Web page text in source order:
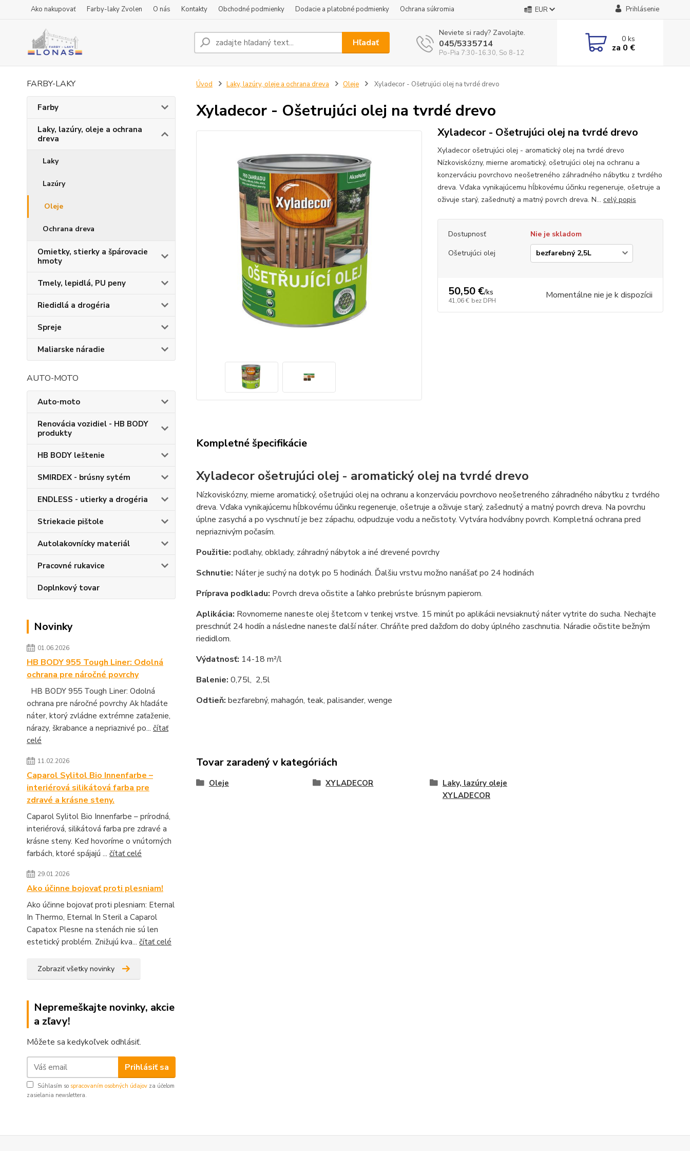
Ako nakupovať Farby-laky Zvolen O nás Kontakty Obchodné podmienky Dodacie a platobné podmienky Ochrana súkromia EUR Prihlásenie
Hľadať
Neviete si rady? Zavolajte.
045/5335714
Po-Pia 7:30-16.30, So 8-12
0ks
za 0 €
FARBY-LAKY
Farby
Laky, lazúry, oleje a ochrana
dreva
Laky
Lazúry
Oleje
Ochrana dreva
Omietky, stierky a špárovacie
hmoty
Tmely, lepidlá, PU peny
Riedidlá a drogéria
Spreje
Maliarske náradie
AUTO-MOTO
Auto-moto
Renovácia vozidiel - HB BODY
produkty
HB BODY leštenie
SMIRDEX - brúsny sytém
ENDLESS - utierky a drogéria
Striekacie pištole
Autolakovnícky materiál
Pracovné rukavice
Doplnkový tovar
Novinky
01.06.2026
HB BODY 955 Tough Liner: Odolná
ochrana pre náročné povrchy
HB BODY 955 Tough Liner: Odolná
ochrana pre náročné povrchy Ak hľadáte
náter, ktorý zvládne extrémne zaťaženie,
nárazy, škrabance a nepriaznivé po... čítať
celé
11.02.2026
Caparol Sylitol Bio Innenfarbe –
interiérová silikátová farba pre
zdravé a krásne steny.
Caparol Sylitol Bio Innenfarbe – prírodná,
interiérová, silikátová farba pre zdravé a
krásne steny. Keď hovoríme o vnútorných
farbách, ktoré spájajú ... čítať celé
29.01.2026
Ako účinne bojovať proti plesniam!
Ako účinne bojovať proti plesniam: Eternal
In Thermo, Eternal In Steril a Caparol
Capatox Plesne na stenách nie sú len
estetický problém. Znižujú kva... čítať celé
Zobraziť všetky novinky
Nepremeškajte novinky, akcie
a zľavy!
Môžete sa kedykoľvek odhlásiť.
Prihlásiť sa
Súhlasím so spracovaním osobných údajov za účelom
zasielania newslettera.
Úvod Laky, lazúry, oleje a ochrana dreva Oleje Xyladecor - Ošetrujúci olej na tvrdé drevo
Xyladecor - Ošetrujúci olej na tvrdé drevo
Xyladecor - Ošetrujúci olej na tvrdé drevo
Xyladecor ošetrujúci olej - aromatický olej na tvrdé drevo
Nízkoviskózny, mierne aromatický, ošetrujúci olej na ochranu a
konzerváciu povrchovo neošetreného záhradného nábytku z tvrdého
dreva. Vďaka vynikajúcemu hĺbkovému účinku regeneruje, ošetruje a
oživuje starý, zašednutý a matný povrch dreva. N... celý popis
Dostupnosť
Nie je skladom
Ošetrujúci olej
50,50 €/ks
41,06 € bez DPH Momentálne nie je k dispozícii
Kompletné špecifikácie
Xyladecor ošetrujúci olej - aromatický olej na tvrdé drevo
Nízkoviskózny, mierne aromatický, ošetrujúci olej na ochranu a konzerváciu povrchovo neošetreného záhradného nábytku z tvrdého
dreva. Vďaka vynikajúcemu hĺbkovému účinku regeneruje, ošetruje a oživuje starý, zašednutý a matný povrch dreva. Na povrchu
úplne zasychá a po vyschnutí je bez zápachu, odpudzuje vodu a nečistoty. Vytvára hodvábny povrch. Kompletná ochrana pred
nepriaznivým počasím.
Použitie: podlahy, obklady, záhradný nábytok a iné drevené povrchy
Schnutie: Náter je suchý na dotyk po 5 hodinách. Ďalšiu vrstvu možno nanášať po 24 hodinách
Príprava podkladu: Povrch dreva očistite a ľahko prebrúste brúsnym papierom.
Aplikácia: Rovnomerne naneste olej štetcom v tenkej vrstve. 15 minút po aplikácii nevsiaknutý náter vytrite do sucha. Nechajte
preschnúť 24 hodín a následne naneste ďalší náter. Chráňte pred dažďom do doby úplného zaschnutia. Náradie očistite bežným
riedidlom.
Výdatnosť: 14-18 m²/l
Balenie: 0,75l, 2,5l
Odtieň: bezfarebný, mahagón, teak, palisander, wenge
Tovar zaradený v kategóriách
Oleje XYLADECOR
Laky, lazúry oleje
XYLADECOR